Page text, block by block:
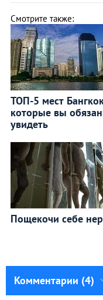
Смотрите также:
ТОП-5 мест
которые вы
увидеть
Пощекочи себе
Комментарии (4)